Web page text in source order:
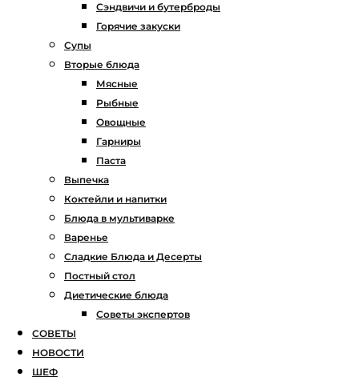
Сэндвичи и бутерброды
Горячие закуски
Супы
Вторые блюда
Мясные
Рыбные
Овощные
Гарниры
Паста
Выпечка
Коктейли и напитки
Блюда в мультиварке
Варенье
Сладкие Блюда и Десерты
Постный стол
Диетические блюда
Советы экспертов
СОВЕТЫ
НОВОСТИ
ШЕФ